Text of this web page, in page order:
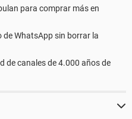
para comprar más en
WhatsApp sin borrar la
de canales de 4.000 años de